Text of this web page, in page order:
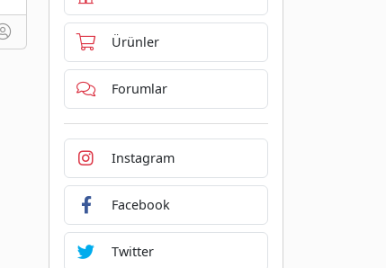
Ürünler
Forumlar
Instagram
Facebook
Twitter